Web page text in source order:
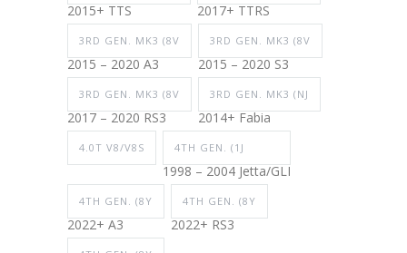
2015+ TTS 2017+ TTRS
3RD GEN. MK3 (8V
2015 – 2020 A3
3RD GEN. MK3 (8V
2015 – 2020 S3
3RD GEN. MK3 (8V
2017 – 2020 RS3
3RD GEN. MK3 (NJ
2014+ Fabia
4.0T V8/V8S 4TH GEN. (1J
1998 – 2004 Jetta/GLI
4TH GEN. (8Y
2022+ A3
4TH GEN. (8Y
2022+ RS3